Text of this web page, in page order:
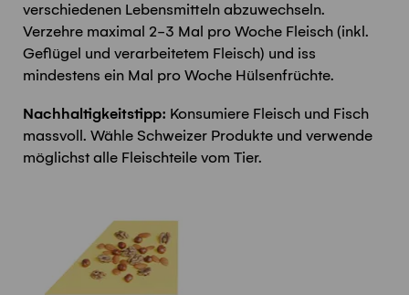
verschiedenen Lebensmitteln abzuwechseln.
Verzehre maximal 2-3 Mal pro Woche Fleisch (inkl.
Geflügel und verarbeitetem Fleisch) und iss
mindestens ein Mal pro Woche Hülsenfrüchte.
Nachhaltigkeitstipp: Konsumiere Fleisch und Fisch
massvoll. Wähle Schweizer Produkte und verwende
möglichst alle Fleischteile vom Tier.